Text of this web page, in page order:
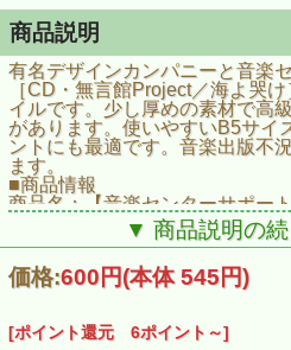
商品説明
有名デザインカンパニーと音楽
［CD・無言館Project／海よ哭
イルです。少し厚めの素材で高
があります。使いやすいB5サイ
ントにも最適です。音楽出版不
ます。
■商品情報
商品名：【音楽センターサポー
ァイルB5（無言館Project／海よ
商品番号：ZE003
発売日：2025年11月
▼ 商品説明の
価格:600円(本体 545円)
[ポイント還元 6ポイント～]